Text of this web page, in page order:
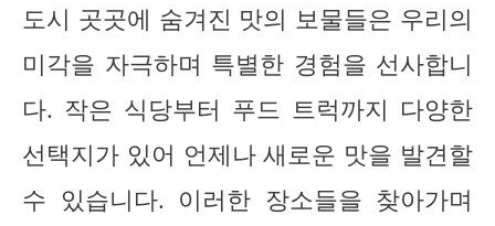
도시 곳곳에 숨겨진 맛의 보물들은 우리의
미각을 자극하며 특별한 경험을 선사합니
다. 작은 식당부터 푸드 트럭까지 다양한
선택지가 있어 언제나 새로운 맛을 발견할
수 있습니다. 이러한 장소들을 찾아가며